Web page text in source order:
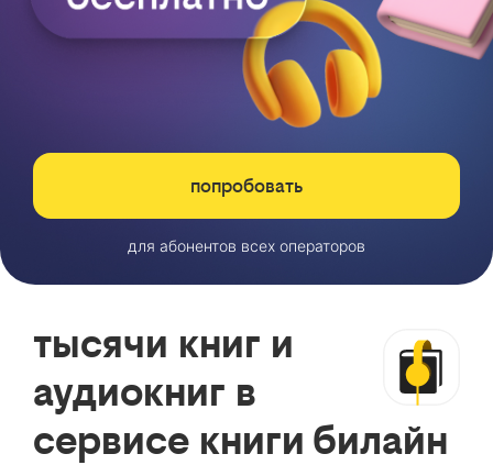
попробовать
для абонентов всех операторов
тысячи книг и
аудиокниг в
сервисе книги билайн